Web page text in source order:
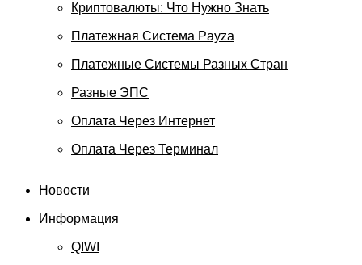
Криптовалюты: Что Нужно Знать
Платежная Система Payza
Платежные Системы Разных Стран
Разные ЭПС
Оплата Через Интернет
Оплата Через Терминал
Новости
Информация
QIWI